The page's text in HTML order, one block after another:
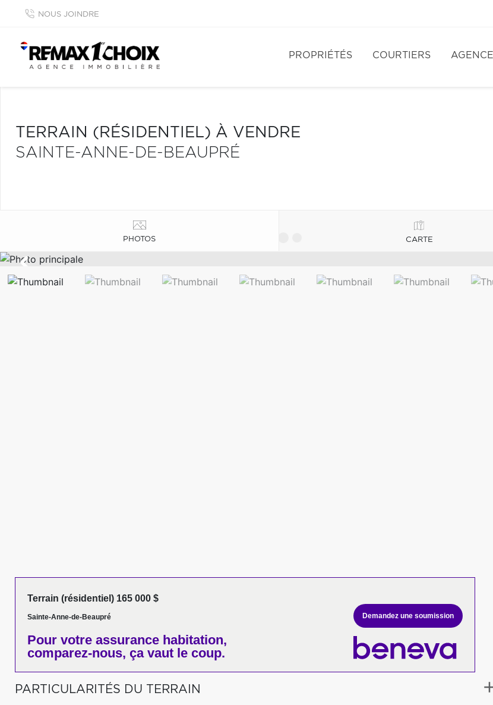
NOUS JOINDRE
PROPRIÉTÉS COURTIERS AGENCE
TERRAIN (RÉSIDENTIEL) À VENDRE
SAINTE-ANNE-DE-BEAUPRÉ
PHOTOS CARTE
Terrain (résidentiel) 165 000 $
Sainte-Anne-de-Beaupré
Pour votre assurance habitation,
comparez-nous, ça vaut le coup.
Demandez une soumission
PARTICULARITÉS DU TERRAIN